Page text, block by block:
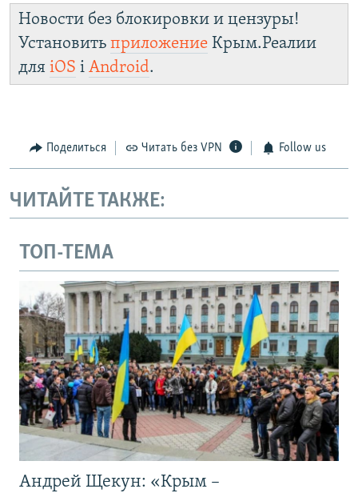
Новости без блокировки и цензуры!
Установить приложение Крым.Реалии
для iOS і Android.
Поделиться Читать без VPN Follow us
ЧИТАЙТЕ ТАКЖЕ:
ТОП-ТЕМА
Андрей Щекун: «Крым –